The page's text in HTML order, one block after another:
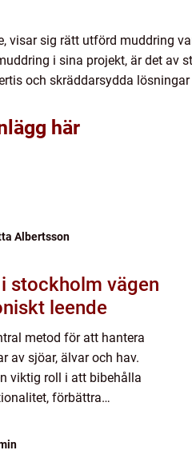
visar sig rätt utförd muddring
i sina projekt, är det av
och skräddarsydda
här
Albertsson
vägen
leende
metod för att hantera
av sjöar, älvar och hav.
viktig roll i att bibehålla
förbättra